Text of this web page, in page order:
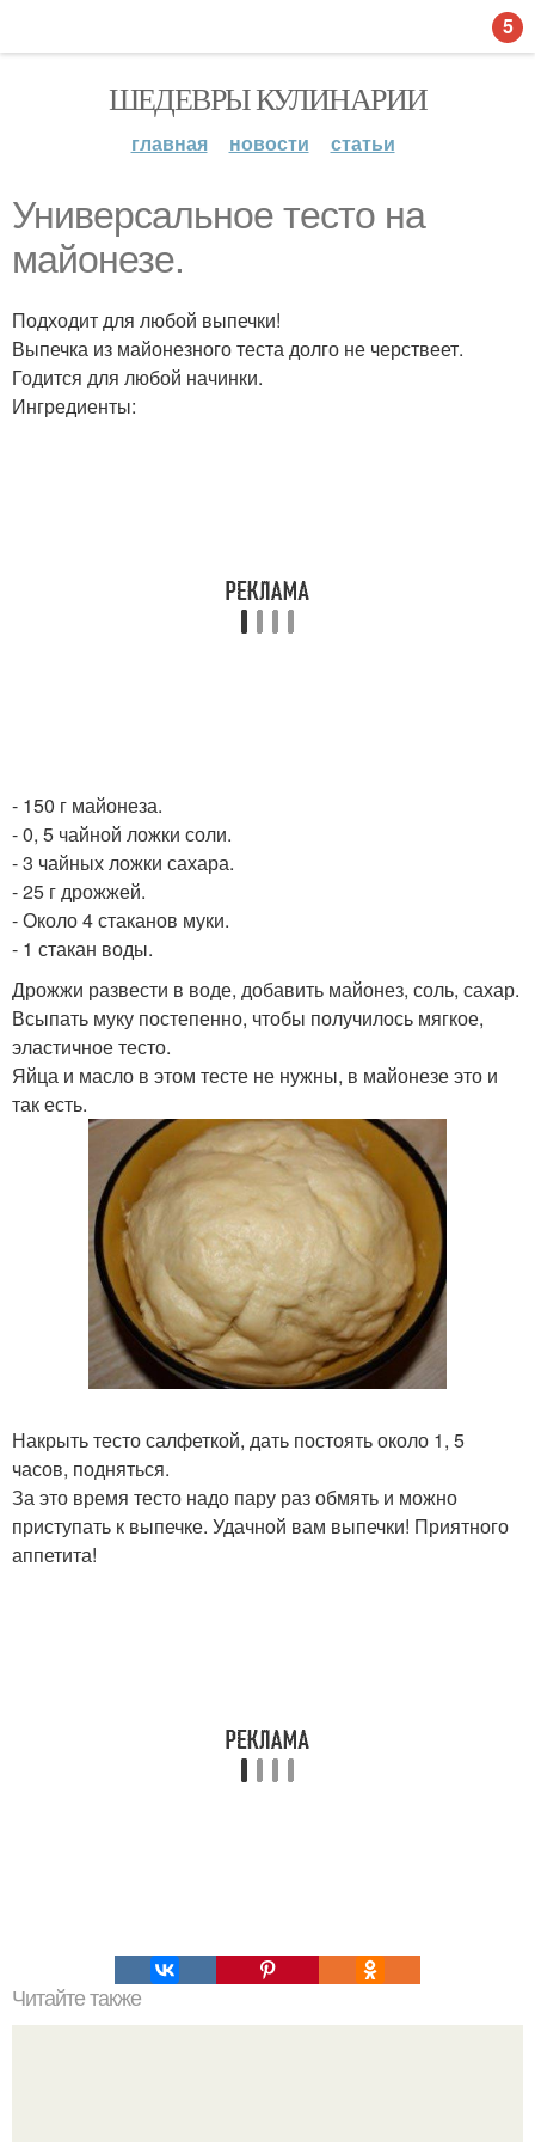
ШЕДЕВРЫ КУЛИНАРИИ
главная новости статьи
Универсальное тесто на
майонезе.
Подходит для любой выпечки!
Выпечка из майонезного теста долго не черствеет.
Годится для любой начинки.
Ингредиенты:
- 150 г майонеза.
- 0, 5 чайной ложки соли.
- 3 чайных ложки сахара.
- 25 г дрожжей.
- Около 4 стаканов муки.
- 1 стакан воды.
Дрожжи развести в воде, добавить майонез, соль, сахар.
Всыпать муку постепенно, чтобы получилось мягкое,
эластичное тесто.
Яйца и масло в этом тесте не нужны, в майонезе это и
так есть.
Накрыть тесто салфеткой, дать постоять около 1, 5
часов, подняться.
За это время тесто надо пару раз обмять и можно
приступать к выпечке. Удачной вам выпечки! Приятного
аппетита!
Читайте также
5